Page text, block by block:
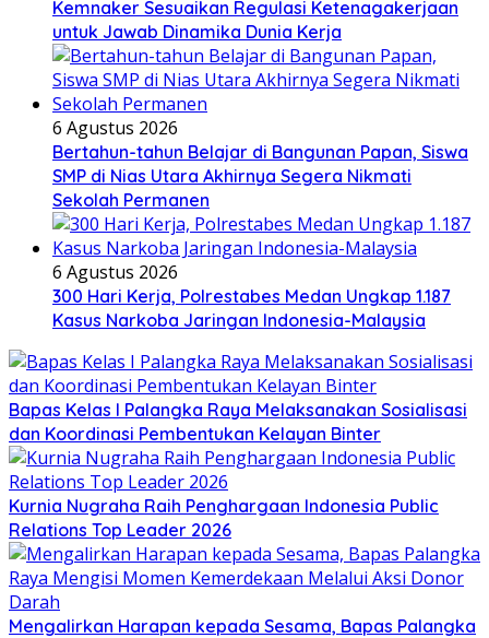
Kemnaker Sesuaikan Regulasi Ketenagakerjaan
untuk Jawab Dinamika Dunia Kerja
6 Agustus 2026
Bertahun-tahun Belajar di Bangunan Papan, Siswa
SMP di Nias Utara Akhirnya Segera Nikmati
Sekolah Permanen
6 Agustus 2026
300 Hari Kerja, Polrestabes Medan Ungkap 1.187
Kasus Narkoba Jaringan Indonesia-Malaysia
Bapas Kelas I Palangka Raya Melaksanakan Sosialisasi
dan Koordinasi Pembentukan Kelayan Binter
Kurnia Nugraha Raih Penghargaan Indonesia Public
Relations Top Leader 2026
Mengalirkan Harapan kepada Sesama, Bapas Palangka